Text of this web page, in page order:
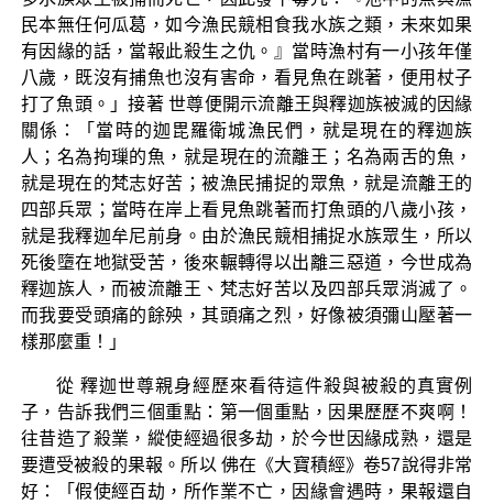
民本無任何瓜葛，如今漁民競相食我水族之類，未來如果
有因緣的話，當報此殺生之仇。』當時漁村有一小孩年僅
八歲，既沒有捕魚也沒有害命，看見魚在跳著，便用杖子
打了魚頭。」接著 世尊便開示流離王與釋迦族被滅的因緣
關係：「當時的迦毘羅衛城漁民們，就是現在的釋迦族
人；名為拘璅的魚，就是現在的流離王；名為兩舌的魚，
就是現在的梵志好苦；被漁民捕捉的眾魚，就是流離王的
四部兵眾；當時在岸上看見魚跳著而打魚頭的八歲小孩，
就是我釋迦牟尼前身。由於漁民競相捕捉水族眾生，所以
死後墮在地獄受苦，後來輾轉得以出離三惡道，今世成為
釋迦族人，而被流離王、梵志好苦以及四部兵眾消滅了。
而我要受頭痛的餘殃，其頭痛之烈，好像被須彌山壓著一
樣那麼重！」
從 釋迦世尊親身經歷來看待這件殺與被殺的真實例
子，告訴我們三個重點：第一個重點，因果歷歷不爽啊！
往昔造了殺業，縱使經過很多劫，於今世因緣成熟，還是
要遭受被殺的果報。所以 佛在《大寶積經》卷57說得非常
好：「假使經百劫，所作業不亡，因緣會遇時，果報還自